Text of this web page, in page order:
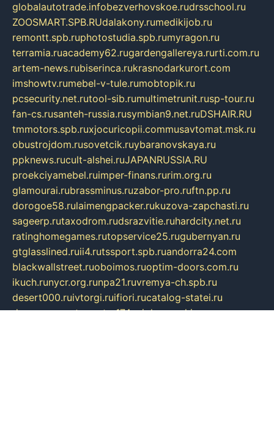
globalautotrade.infobezverhovskoe.rudrsschool.ru
ZOOSMART.SPB.RUdalakony.rumedikijob.ru
remontt.spb.ruphotostudia.spb.rumyragon.ru
terramia.ruacademy62.rugardengallereya.rurti.com.ru
artem-news.rubiserinca.rukrasnodarkurort.com
imshowtv.rumebel-v-tule.rumobtopik.ru
pcsecurity.net.rutool-sib.rumultimetrunit.rusp-tour.ru
fan-cs.rusanteh-russia.rusymbian9.net.ruDSHAIR.RU
tmmotors.spb.ruxjocuricopii.commusavtomat.msk.ru
obustrojdom.rusovetcik.ruybaranovskaya.ru
ppknews.rucult-alshei.ruJAPANRUSSIA.RU
proekciyamebel.ruimper-finans.rurim.org.ru
glamourai.rubrassminus.ruzabor-pro.ruftn.pp.ru
dorogoe58.rulaimengpacker.rukuzova-zapchasti.ru
sageerp.rutaxodrom.rudsrazvitie.ruhardcity.net.ru
ratinghomegames.rutopservice25.rugubernyan.ru
gtglasslined.ruii4.rutssport.spb.ruandorra24.com
blackwallstreet.ruoboimos.ruoptim-doors.com.ru
ikuch.runycr.org.runpa21.ruvremya-ch.spb.ru
desert000.ruivtorgi.ruifiori.rucatalog-statei.ru
dcv.org.ruspetsmaster174.ruipkameryhiseeu.ru